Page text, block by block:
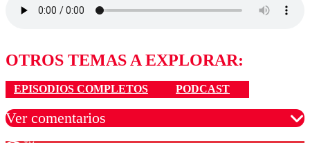
OTROS TEMAS A EXPLORAR:
EPISODIOS COMPLETOS PODCAST
Ver comentarios